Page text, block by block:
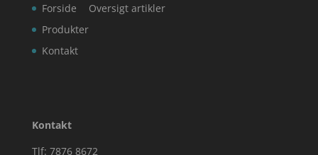
Forside
Produkter
Kontakt
Oversigt artikler
Kontakt
Tlf: 7876 8672